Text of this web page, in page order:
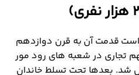
است قدمت آن به قرن دوازدهم
تجاری در شعبه های رود مور
شد. بعدها تحت تسلط خاندان